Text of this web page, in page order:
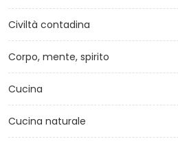
Civiltà contadina
Corpo, mente, spirito
Cucina
Cucina naturale